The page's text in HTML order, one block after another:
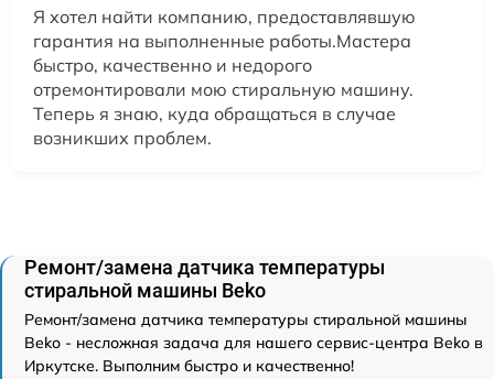
Я хотел найти компанию, предоставлявшую
гарантия на выполненные работы.Мастера
быстро, качественно и недорого
отремонтировали мою стиральную машину.
Теперь я знаю, куда обращаться в случае
возникших проблем.
Ремонт/замена датчика температуры
стиральной машины Beko
Ремонт/замена датчика температуры стиральной машины
Beko - несложная задача для нашего сервис-центра Beko в
Иркутске. Выполним быстро и качественно!